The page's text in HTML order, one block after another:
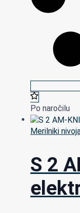
Po naročilu
Merilniki
S 2